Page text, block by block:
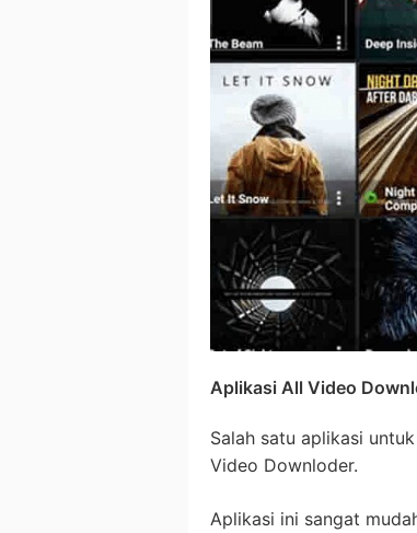
Aplikasi All Video
Salah satu aplikasi
Video Downloder.
Aplikasi ini sangat